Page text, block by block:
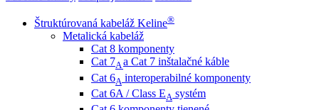
Štruktúrovaná kabeláž Keline®
Metalická kabeláž
Cat 8 komponenty
Cat 7Aa Cat 7 inštalačné káble
Cat 6A interoperabilné komponenty
Cat 6A / Class EA systém